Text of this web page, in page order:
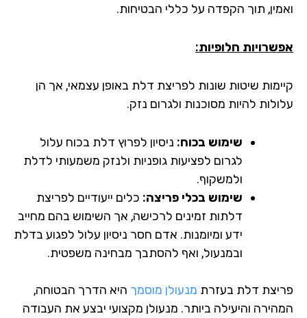
ואמין, תוך הקפדה על כללי הבטיחות.
אפשרויות חלופיות:
קיימות שיטות שונות לפריצת דלת באופן עצמאי, אך הן
עלולות להיות מסוכנות ולגרום נזק.
שימוש בכוח: ניסיון לפרוץ דלת בכוח עלול
לגרום לפציעות גופניות ולנזק משמעותי לדלת
ולמשקוף.
שימוש בכלי פריצה: כלים ייעודיים לפריצת
דלתות זמינים לרכישה, אך השימוש בהם מחייב
ידע ומיומנות. אדם חסר ניסיון עלול לפגוע בדלת
ובמנעול, ואף להסתבך מבחינה משפטית.
פריצת דלת בעזרת מנעולן מוסמך היא הדרך הבטוחה,
המהירה והיעילה ביותר. מנעולן מקצועי יבצע את העבודה